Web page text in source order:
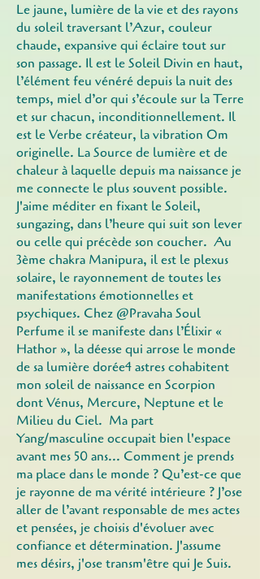
Le jaune, lumière de la vie et des rayons
du soleil traversant l’Azur, couleur
chaude, expansive qui éclaire tout sur
son passage. Il est le Soleil Divin en haut,
l’élément feu vénéré depuis la nuit des
temps, miel d’or qui s’écoule sur la Terre
et sur chacun, inconditionnellement. Il
est le Verbe créateur, la vibration Om
originelle. La Source de lumière et de
chaleur à laquelle depuis ma naissance je
me connecte le plus souvent possible.
J'aime méditer en fixant le Soleil,
sungazing, dans l’heure qui suit son lever
ou celle qui précède son coucher. Au
3ème chakra Manipura, il est le plexus
solaire, le rayonnement de toutes les
manifestations émotionnelles et
psychiques. Chez @Pravaha Soul
Perfume il se manifeste dans l’Élixir «
Hathor », la déesse qui arrose le monde
de sa lumière dorée4 astres cohabitent
mon soleil de naissance en Scorpion
dont Vénus, Mercure, Neptune et le
Milieu du Ciel. Ma part
Yang/masculine occupait bien l'espace
avant mes 50 ans... Comment je prends
ma place dans le monde ? Qu’est-ce que
je rayonne de ma vérité intérieure ? J’ose
aller de l’avant responsable de mes actes
et pensées, je choisis d'évoluer avec
confiance et détermination. J'assume
mes désirs, j'ose transm'être qui Je Suis.